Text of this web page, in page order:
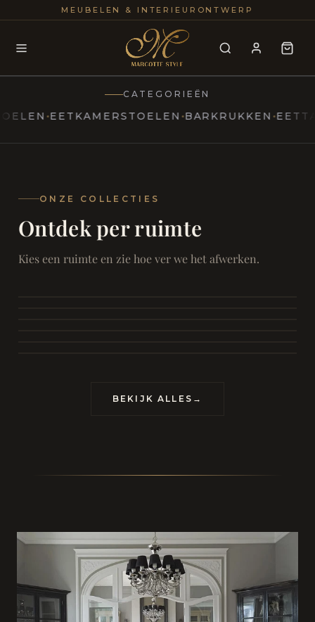
MEUBELEN & INTERIEURONTWERP
Modern
Marcottestyle Living
25+
CATEGORIEËN
EETKAMERSTOELEN BARKRUKKEN
ONZE COLLECTIES
Ontdek per ruimte
Kies een ruimte en zie hoe ver we het afwerken.
SAMEN ONTSPANNEN
Woonkamer
Eetkamer
RUST EN RETRAITE
BEKIJK ALLES →